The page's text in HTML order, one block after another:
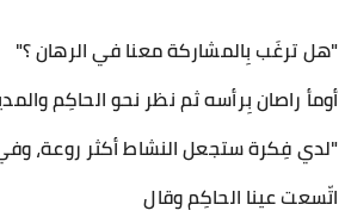
"هل ترغَب بِالمشاركة معنا في الرهان ؟"
أومأ راصان بِرأسه ثم نظر نحو الحاكِم
"لدي فِكرة ستجعل النشاط أكثر روعة،
اتّسعت عينا الحاكِم وقال